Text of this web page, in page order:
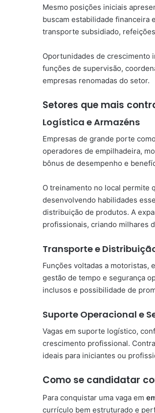
Mesmo posições iniciais
buscam estabilidade financeira
transporte subsidiado,
Oportunidades de crescimento
funções de supervisão,
empresas renomadas do setor.
Setores que mais
Logística e Armazéns
Empresas de grande porte
operadores de empilhadeira,
bônus de desempenho e
O treinamento no local permite
desenvolvendo habilidades
distribuição de produtos. A
profissionais, criando milhares
Transporte e
Funções voltadas a motoristas,
gestão de tempo e segurança
inclusos e possibilidade de
Suporte Operacional e
Vagas em suporte logístico,
crescimento profissional.
ideais para iniciantes ou
Como se candidatar
Para conquistar uma vaga em
currículo bem estruturado e